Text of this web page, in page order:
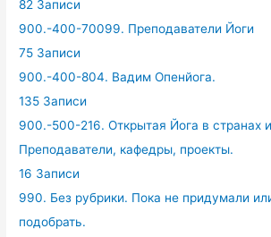
82 Записи
900.-400-70099. Преподаватели Йоги
75 Записи
900.-400-804. Вадим Опенйога.
135 Записи
900.-500-216. Открытая Йога в странах
Преподаватели, кафедры, проекты.
16 Записи
990. Без рубрики. Пока не придумали
подобрать.